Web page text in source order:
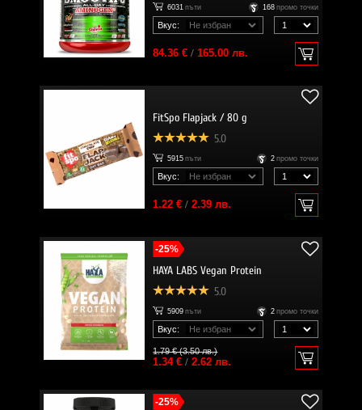
6031 пъти 168 промо точки
Вкус:
84.36 €/ 165.00 лв.
FitSpo Flapjack / 80 g
5.0
5915 пъти 2 промо точки
Вкус:
1.22 €/ 2.39 лв.
-25%
HAYA LABS Vegan Protein
5.0
5909 пъти 2 промо точки
Вкус:
1.79 € (3.50 лв.)
1.34 €/ 2.62 лв.
-25%